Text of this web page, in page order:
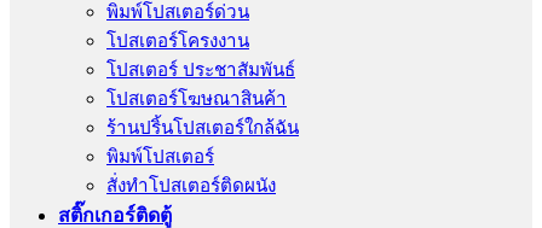
พิมพ์โปสเตอร์ด่วน
โปสเตอร์โครงงาน
โปสเตอร์ ประชาสัมพันธ์
โปสเตอร์โฆษณาสินค้า
ร้านปริ้นโปสเตอร์ใกล้ฉัน
พิมพ์โปสเตอร์
สั่งทําโปสเตอร์ติดผนัง
สติ๊กเกอร์ติดตู้